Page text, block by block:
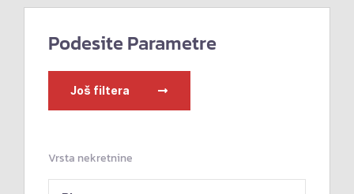
Podesite Parametre
Još filtera
Vrsta nekretnine